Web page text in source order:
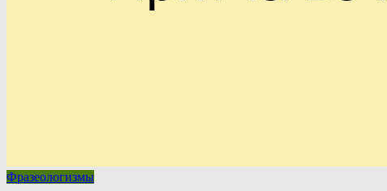
Фразеологизмы